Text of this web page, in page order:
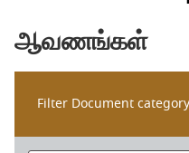
ஆவணங்கள்
Filter Document